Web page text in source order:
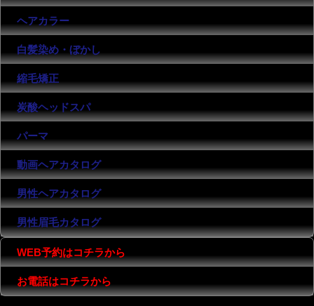
ヘアカラー
白髪染め・ぼかし
縮毛矯正
炭酸ヘッドスパ
パーマ
動画ヘアカタログ
男性ヘアカタログ
男性眉毛カタログ
WEB予約はコチラから
お電話はコチラから